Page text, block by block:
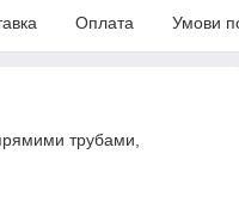
Оплата Умови
трубами,